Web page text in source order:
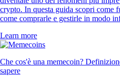
crypto. In questa guida scopri come
come comprarle e gestirle in modo
Learn more
Che cos'è una memecoin?
sapere